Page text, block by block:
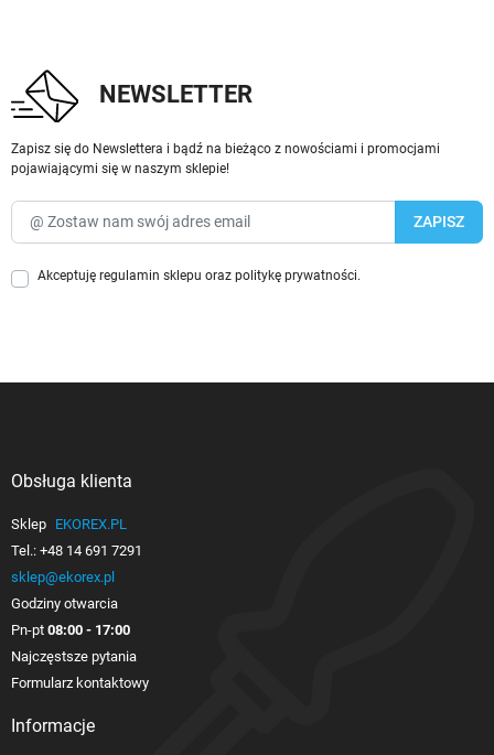
NEWSLETTER
Zapisz się do Newslettera i bądź na bieżąco z nowościami i promocjami
pojawiającymi się w naszym sklepie!
Akceptuję regulamin sklepu oraz politykę prywatności.
Obsługa klienta
Sklep EKOREX.PL
Tel.: +48 14 691 7291
sklep@ekorex.pl
Godziny otwarcia
Pn-pt 08:00 - 17:00
Najczęstsze pytania
Formularz kontaktowy
Informacje